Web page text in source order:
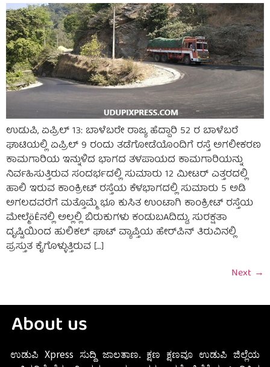
ಉಡುಪಿ, ಏಪ್ರಿಲ್ 13: ಬಾಳೆಬರೇ ರಾಜ್ಯ ಹೆದ್ದಾರಿ 52 ರ ಬಾಳೆಬರೆ
ಘಾಟಿಯಲ್ಲಿ ಏಪ್ರಿಲ್ 9 ರಂದು ತಡೆಗೋಡೆಯೊಂದಿಗೆ ರಸ್ತೆ ಅಗಲೀಕರಣ
ಕಾಮಗಾರಿಯ ಇನ್ನುಳಿದ ಭಾಗದ ತಳಪಾಯದ ಕಾಮಗಾರಿಯನ್ನು
ನಿರ್ವಹಿಸುತ್ತಿರುವ ಸಂದರ್ಭದಲ್ಲಿ ಸುಮಾರು 12 ಮೀಟರ್ ಎತ್ತರದಲ್ಲಿ
ಹಾಲಿ ಇರುವ ಕಾಂಕ್ರೀಟ್ ರಸ್ತೆಯ ಕೆಳಭಾಗದಲ್ಲಿ ಸುಮಾರು 5 ಅಡಿ
ಅಗಲದವರೆಗೆ ಮತ್ತೊಮ್ಮೆ ಭೂ ಕುಸಿತ ಉಂಟಾಗಿ ಕಾಂಕ್ರೀಟ್ ರಸ್ತೆಯ
ಮೇಲ್ಮೆöÊನಲ್ಲಿ ಅಲ್ಲಲ್ಲಿ ಬಿರುಕುಗಳು ಕಂಡುಬAದಿದ್ದು, ಸುರಕ್ಷತಾ
ದೃಷ್ಟಿಯಿಂದ ಹುಲಿಕಲ್ ಘಾಟ್ ವ್ಯಾಪ್ತಿಯ ಹೇರ್‌ಪಿನ್ ತಿರುವಿನಲ್ಲಿ
ಪ್ರಸ್ತುತ ಕೈಗೊಳ್ಳುತ್ತಿರುವ […]
Next →
About us
ಉಡುಪಿ Xpress ಸುದ್ದಿ ಜಾಲತಾಣ. ಕ್ಷಣ ಕ್ಷಣವೂ ಉಡುಪಿ ಜಿಲ್ಲೆಯ